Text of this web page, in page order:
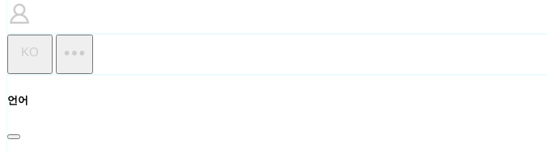
KO
언어